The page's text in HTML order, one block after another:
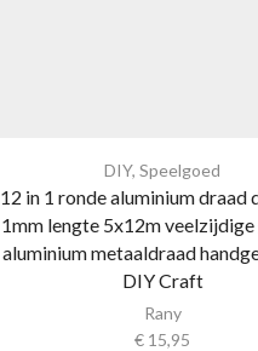
DIY, Speelgoed
12 in 1 ronde aluminium draad
1mm lengte 5x12m
aluminium metaaldraad
DIY Craft
Rany
€ 15,95